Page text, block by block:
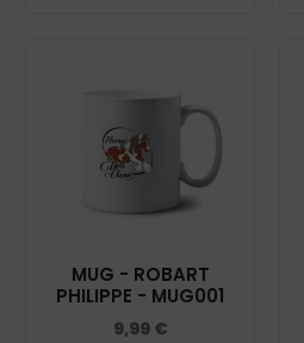
MUG - ROBART
PHILIPPE - MUG001
9,99 €